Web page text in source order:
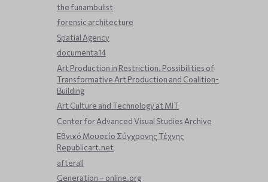
the funambulist
forensic architecture
Spatial Agency
documenta14
Art Production in Restriction. Possibilities of
Transformative Art Production and Coalition-
Building
Art Culture and Technology at MIT
Center for Advanced Visual Studies Archive
Εθνικό Μουσείο Σύγχρονης Τέχνης
Republicart.net
afterall
Generation – online.org